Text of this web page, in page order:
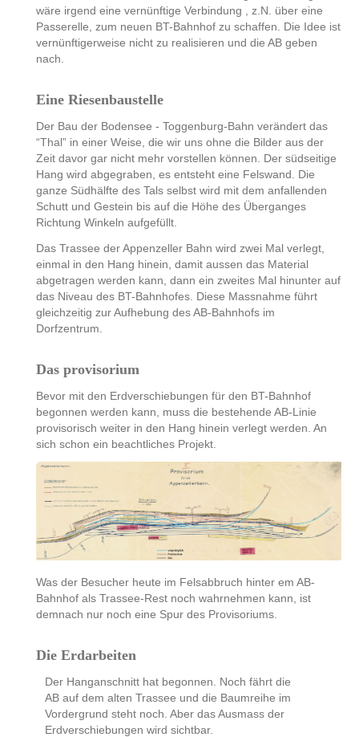
wäre irgend eine vernünftige Verbindung , z.N. über eine
Passerelle, zum neuen BT-Bahnhof zu schaffen. Die Idee ist
vernünftigerweise nicht zu realisieren und die AB geben
nach.
Eine Riesenbaustelle
Der Bau der Bodensee - Toggenburg-Bahn verändert das
“Thal” in einer Weise, die wir uns ohne die Bilder aus der
Zeit davor gar nicht mehr vorstellen können. Der südseitige
Hang wird abgegraben, es entsteht eine Felswand. Die
ganze Südhälfte des Tals selbst wird mit dem anfallenden
Schutt und Gestein bis auf die Höhe des Überganges
Richtung Winkeln aufgefüllt.
Das Trassee der Appenzeller Bahn wird zwei Mal verlegt,
einmal in den Hang hinein, damit aussen das Material
abgetragen werden kann, dann ein zweites Mal hinunter auf
das Niveau des BT-Bahnhofes. Diese Massnahme führt
gleichzeitig zur Aufhebung des AB-Bahnhofs im
Dorfzentrum.
Das provisorium
Bevor mit den Erdverschiebungen für den BT-Bahnhof
begonnen werden kann, muss die bestehende AB-Linie
provisorisch weiter in den Hang hinein verlegt werden. An
sich schon ein beachtliches Projekt.
Was der Besucher heute im Felsabbruch hinter em AB-
Bahnhof als Trassee-Rest noch wahrnehmen kann, ist
demnach nur noch eine Spur des Provisoriums.
Die Erdarbeiten
Der Hanganschnitt hat begonnen. Noch fährt die
AB auf dem alten Trassee und die Baumreihe im
Vordergrund steht noch. Aber das Ausmass der
Erdverschiebungen wird sichtbar.